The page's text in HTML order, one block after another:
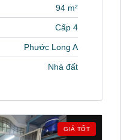
94 m²
Cấp 4
Phước Long A
Nhà đất
GIÁ TỐT